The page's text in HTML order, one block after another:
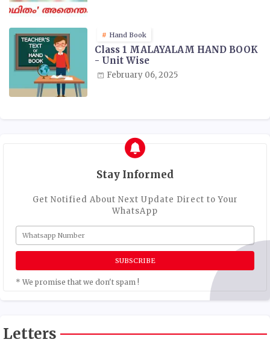
Hand Book
Class 1 MALAYALAM HAND BOOK
- Unit Wise
February 06, 2025
Stay Informed
Get Notified About Next Update Direct to Your
WhatsApp
* We promise that we don't spam !
Letters